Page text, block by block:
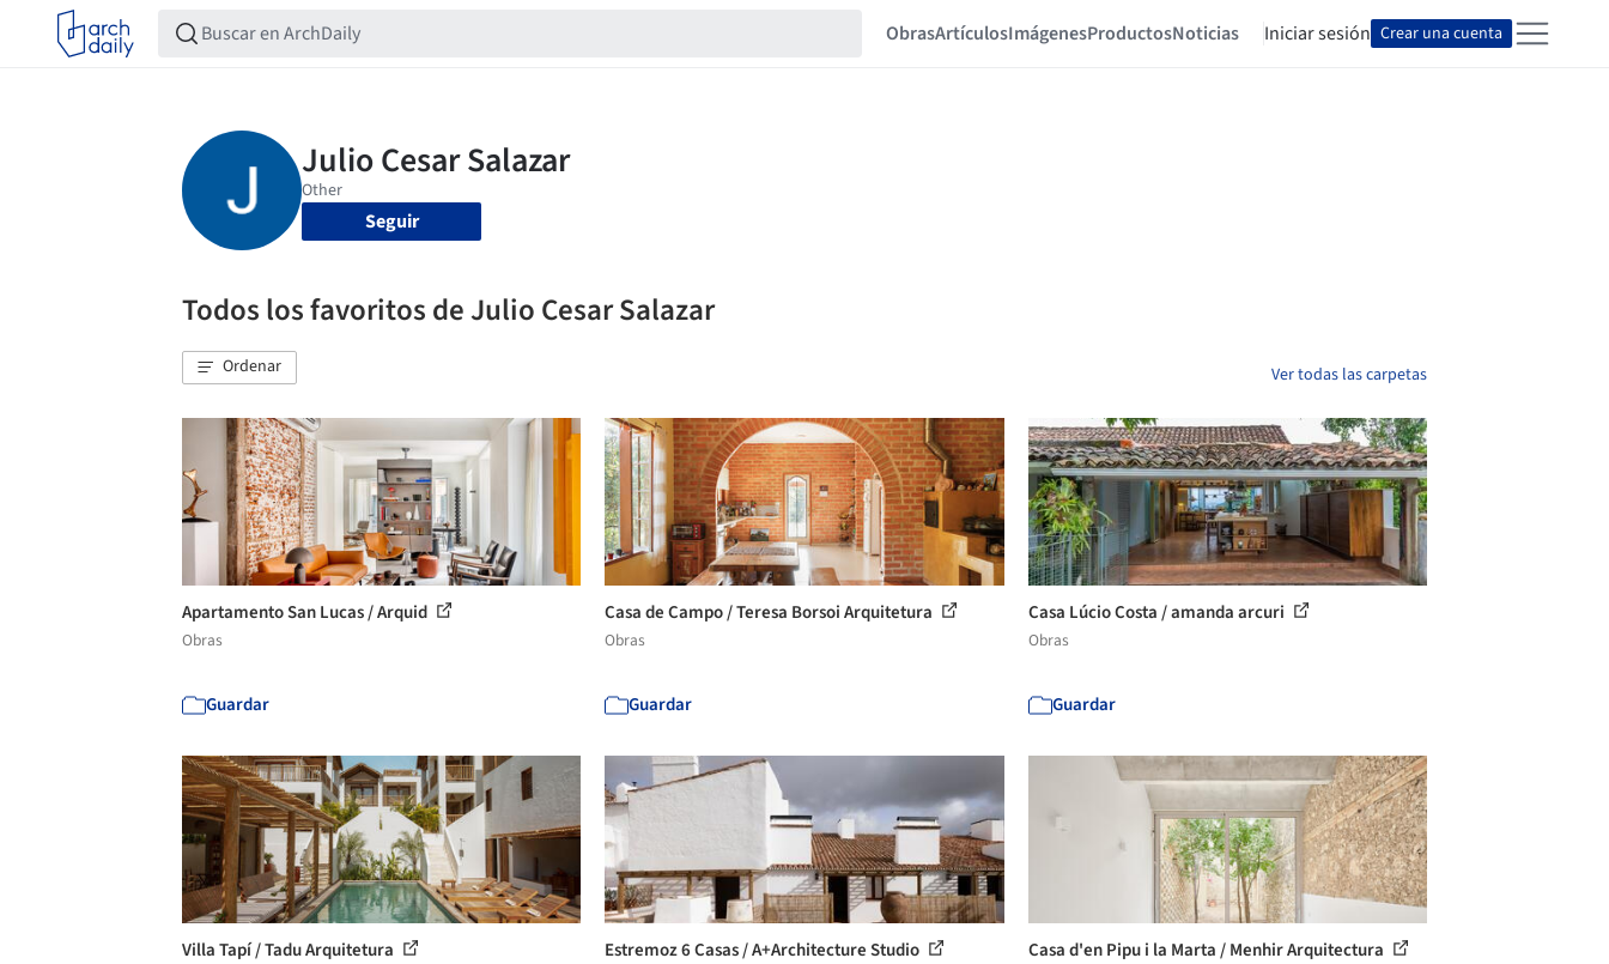
ObrasArtículosImágenesProductosNoticias Iniciar sesión Crear una cuenta
Seguir
Todos los favoritos de Julio Cesar Salazar
Ordenar Ver todas las carpetas
Apartamento San Lucas / Arquid
Obras
Guardar
Casa de Campo / Teresa Borsoi Arquitetura
Obras
Guardar
Casa Lúcio Costa / amanda arcuri
Obras
Guardar
Villa Tapí / Tadu Arquitetura Estremoz 6 Casas / A+Architecture Studio Casa d'en Pipu i la Marta / Menhir Arquitectura